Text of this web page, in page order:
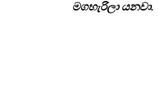
මගහැරිලා යනවා.